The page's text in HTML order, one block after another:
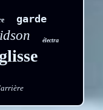
garde
électra
glisse